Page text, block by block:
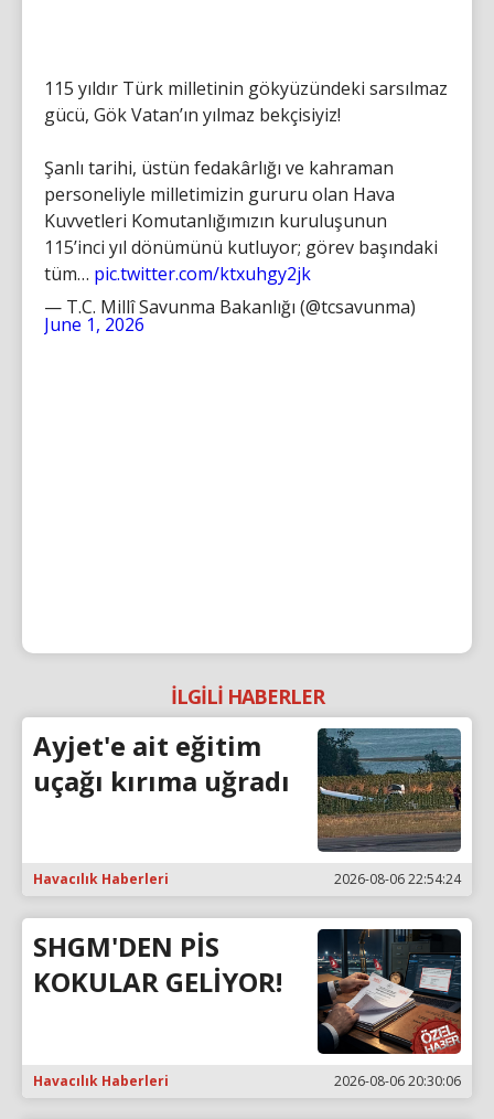
115 yıldır Türk milletinin gökyüzündeki sarsılmaz
gücü, Gök Vatan’ın yılmaz bekçisiyiz!
Şanlı tarihi, üstün fedakârlığı ve kahraman
personeliyle milletimizin gururu olan Hava
Kuvvetleri Komutanlığımızın kuruluşunun
115’inci yıl dönümünü kutluyor; görev başındaki
tüm… pic.twitter.com/ktxuhgy2jk
— T.C. Millî Savunma Bakanlığı (@tcsavunma)
June 1, 2026
İLGİLİ HABERLER
Ayjet'e ait eğitim
uçağı kırıma uğradı
Havacılık Haberleri 2026-08-06 22:54:24
SHGM'DEN PİS
KOKULAR GELİYOR!
Havacılık Haberleri 2026-08-06 20:30:06